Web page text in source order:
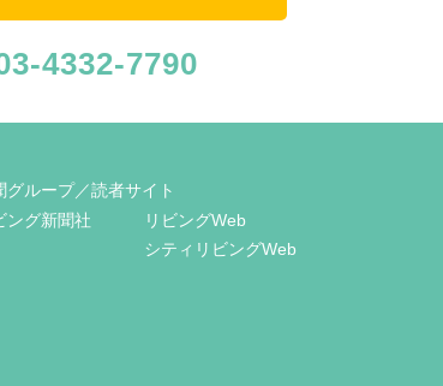
4332-7790
グループ／読者サイト
ング新聞社
リビングWeb
シティリビングWeb